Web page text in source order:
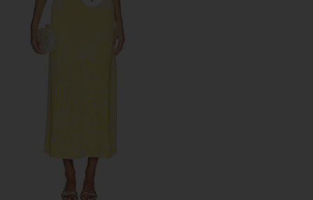
Favorite ЮБКА JAZLYN